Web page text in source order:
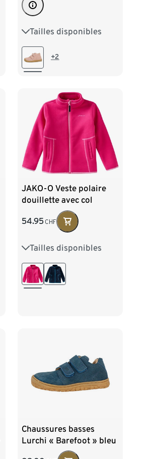
Tailles disponibles
20 21 22 23
24 +2
JAKO-O Veste polaire
douillette avec col
montant, fuchsia
54.95CHF
Tailles disponibles
80/86 92/98
104/110
Chaussures basses
Lurchi « Barefoot » bleu